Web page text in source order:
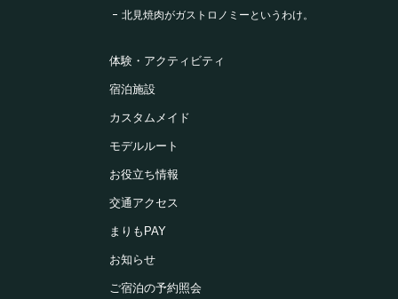
北見焼肉がガストロノミーというわけ。
体験・アクティビティ
宿泊施設
カスタムメイド
モデルルート
お役立ち情報
交通アクセス
まりもPAY
お知らせ
ご宿泊の予約照会